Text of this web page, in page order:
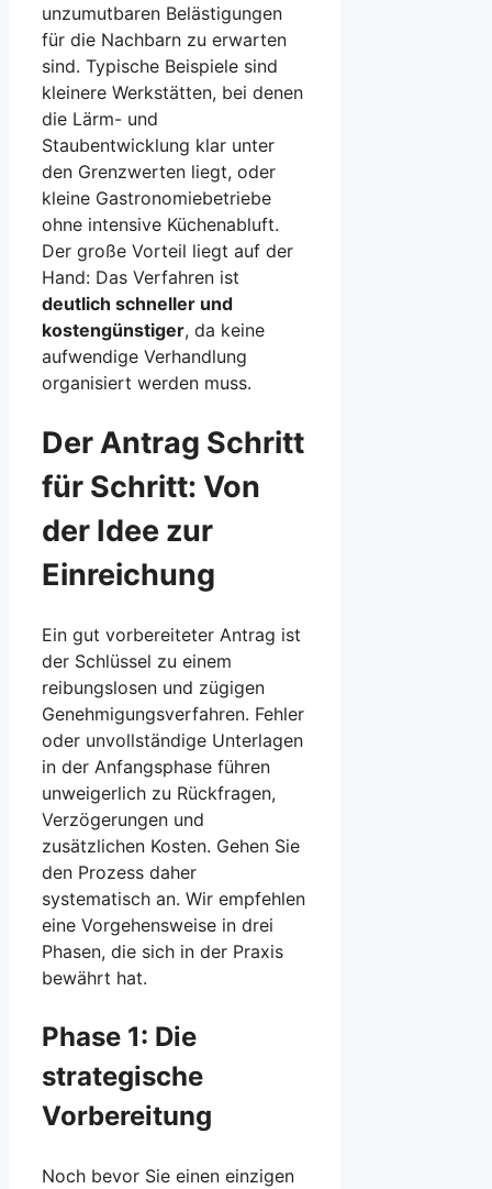
unzumutbaren Belästigungen
für die Nachbarn zu erwarten
sind. Typische Beispiele sind
kleinere Werkstätten, bei denen
die Lärm- und
Staubentwicklung klar unter
den Grenzwerten liegt, oder
kleine Gastronomiebetriebe
ohne intensive Küchenabluft.
Der große Vorteil liegt auf der
Hand: Das Verfahren ist
deutlich schneller und
kostengünstiger, da keine
aufwendige Verhandlung
organisiert werden muss.
Der Antrag Schritt
für Schritt: Von
der Idee zur
Einreichung
Ein gut vorbereiteter Antrag ist
der Schlüssel zu einem
reibungslosen und zügigen
Genehmigungsverfahren. Fehler
oder unvollständige Unterlagen
in der Anfangsphase führen
unweigerlich zu Rückfragen,
Verzögerungen und
zusätzlichen Kosten. Gehen Sie
den Prozess daher
systematisch an. Wir empfehlen
eine Vorgehensweise in drei
Phasen, die sich in der Praxis
bewährt hat.
Phase 1: Die
strategische
Vorbereitung
Noch bevor Sie einen einzigen